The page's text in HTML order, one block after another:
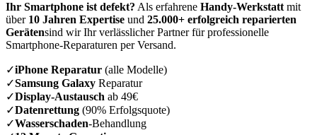
Ihr Smartphone ist defekt? Als erfahrene Handy-Werkstatt mit
über10 Jahren Expertise und 25.000+ erfolgreich reparierten
Gerätensind wir Ihr verlässlicher Partner für professionelle
Smartphone-Reparaturen per Versand.
✓iPhone Reparatur (alle Modelle)
✓Samsung Galaxy Reparatur
✓Display-Austausch ab 49€
✓Datenrettung (90% Erfolgsquote)
✓Wasserschaden-Behandlung